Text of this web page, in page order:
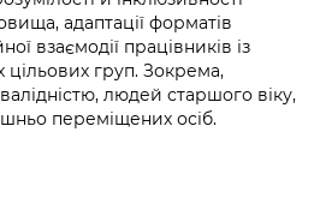
АТО
переміщених
про публічну
рішень, дій чи
інформації
запитів на
запит /
умовах воєнного
coverage of
адаптації форматів
взаємодії працівників із
цільових груп. Зокрема,
людей старшого віку,
переміщених осіб.